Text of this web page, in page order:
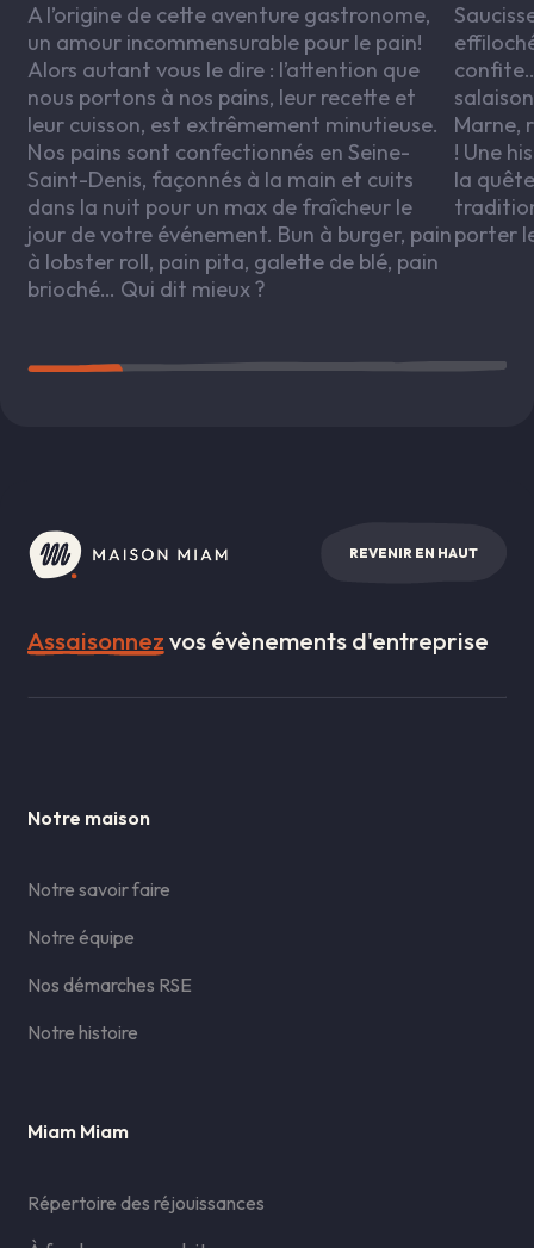
A l’origine de cette aventure gastronome,
un amour incommensurable pour le pain!
Alors autant vous le dire : l’attention que
nous portons à nos pains, leur recette et
leur cuisson, est extrêmement minutieuse.
Nos pains sont confectionnés en Seine-
Saint-Denis, façonnés à la main et cuits
dans la nuit pour un max de fraîcheur le
jour de votre événement. Bun à burger, pain
à lobster roll, pain pita, galette de blé, pain
brioché… Qui dit mieux ?
Marne,
! Une
la
porter
REVENIR EN HAUT
Assaisonnezvos évènements d'entreprise
Notre maison
Notre savoir faire
Notre équipe
Nos démarches RSE
Notre histoire
Miam Miam
Répertoire des réjouissances